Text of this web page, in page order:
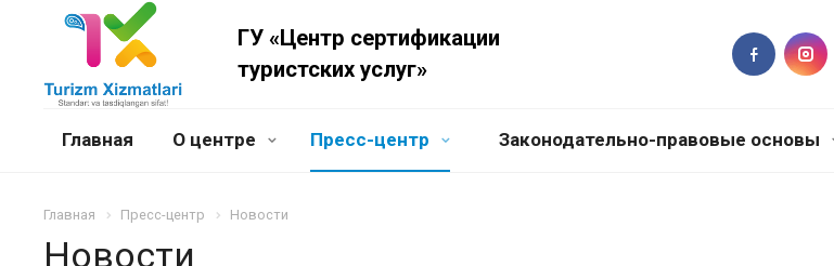
ГУ «Центр сертификации
туристских услуг»
Главная О центре Пресс-центр Законодательно-правовые основы
Главная Пресс-центр Новости
Новости